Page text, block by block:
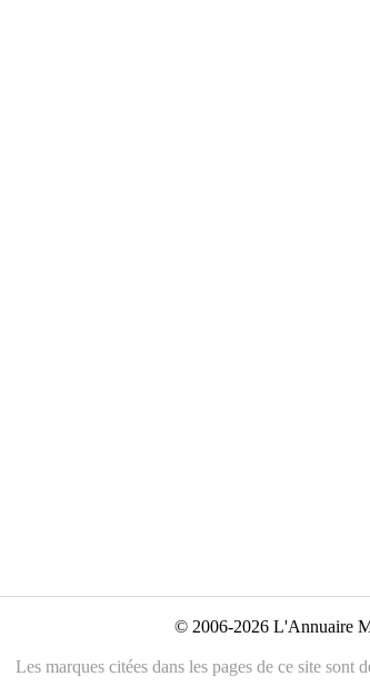
© 2006-2026 L'Annuaire
Les marques citées dans les pages de ce site sont